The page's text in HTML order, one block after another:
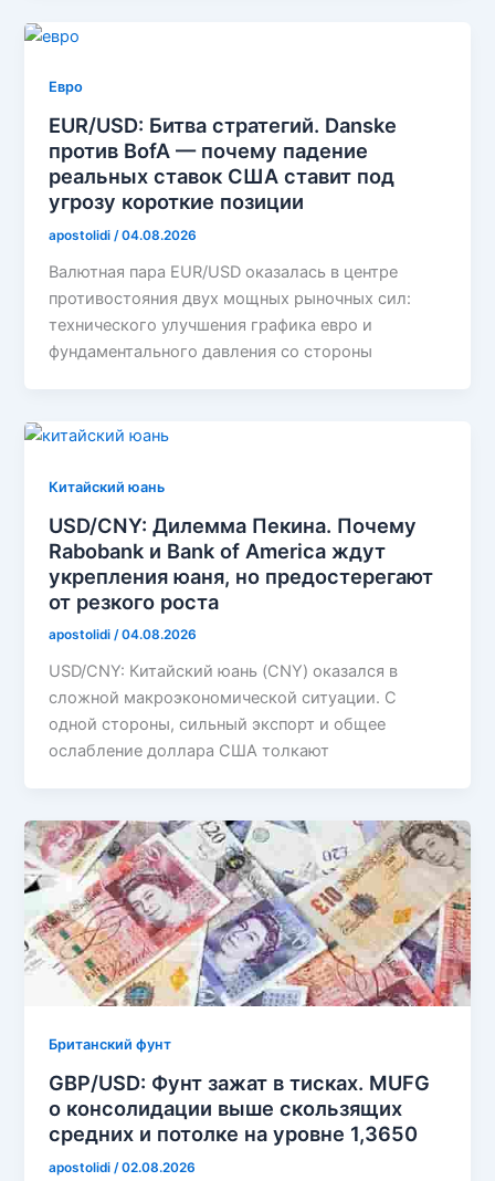
Евро
EUR/USD: Битва стратегий. Danske
против BofA — почему падение
реальных ставок США ставит под
угрозу короткие позиции
apostolidi/04.08.2026
Валютная пара EUR/USD оказалась в центре
противостояния двух мощных рыночных сил:
технического улучшения графика евро и
фундаментального давления со стороны
Китайский юань
USD/CNY: Дилемма Пекина. Почему
Rabobank и Bank of America ждут
укрепления юаня, но предостерегают
от резкого роста
apostolidi/04.08.2026
USD/CNY: Китайский юань (CNY) оказался в
сложной макроэкономической ситуации. С
одной стороны, сильный экспорт и общее
ослабление доллара США толкают
Британский фунт
GBP/USD: Фунт зажат в тисках. MUFG
о консолидации выше скользящих
средних и потолке на уровне 1,3650
apostolidi/02.08.2026